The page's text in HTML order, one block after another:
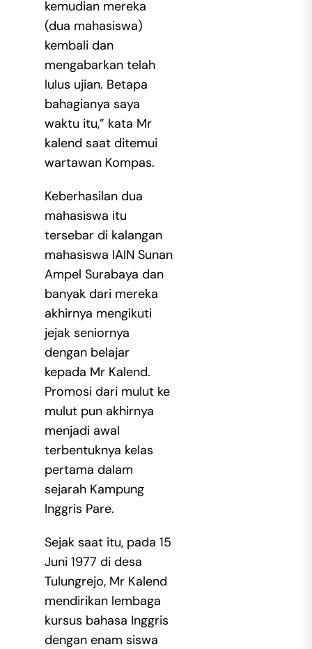
kemudian mereka
(dua mahasiswa)
kembali dan
mengabarkan telah
lulus ujian. Betapa
bahagianya saya
waktu itu,” kata Mr
kalend saat ditemui
wartawan Kompas.
Keberhasilan dua
mahasiswa itu
tersebar di kalangan
mahasiswa IAIN Sunan
Ampel Surabaya dan
banyak dari mereka
akhirnya mengikuti
jejak seniornya
dengan belajar
kepada Mr Kalend.
Promosi dari mulut ke
mulut pun akhirnya
menjadi awal
terbentuknya kelas
pertama dalam
sejarah Kampung
Inggris Pare.
Sejak saat itu, pada 15
Juni 1977 di desa
Tulungrejo, Mr Kalend
mendirikan lembaga
kursus bahasa Inggris
dengan enam siswa